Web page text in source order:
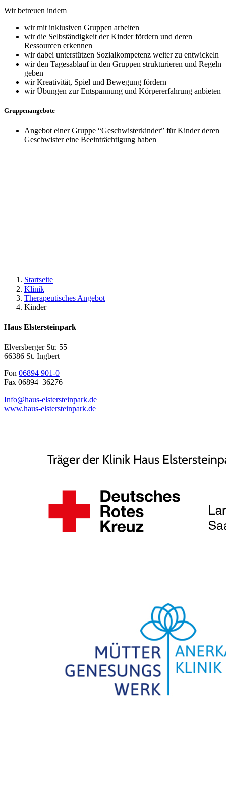
Wir betreuen indem
wir mit inklusiven Gruppen arbeiten
wir die Selbständigkeit der Kinder fördern und deren
Ressourcen erkennen
wir dabei unterstützen Sozialkompetenz weiter zu entwickeln
wir den Tagesablauf in den Gruppen strukturieren und Regeln
geben
wir Kreativität, Spiel und Bewegung fördern
wir Übungen zur Entspannung und Körpererfahrung anbieten
Gruppenangebote
Angebot einer Gruppe “Geschwisterkinder” für Kinder deren
Geschwister eine Beeinträchtigung haben
Startseite
Klinik
Therapeutisches Angebot
Kinder
Haus Elstersteinpark
Elversberger Str. 55
66386 St. Ingbert
Fon 06894 901-0
Fax 06894 36276
Info@haus-elstersteinpark.de
www.haus-elstersteinpark.de